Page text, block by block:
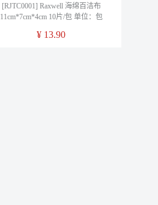
[RJTC0001] Raxwell 海绵百洁布
11cm*7cm*4cm 10片/包 单位：包
¥ 13.90